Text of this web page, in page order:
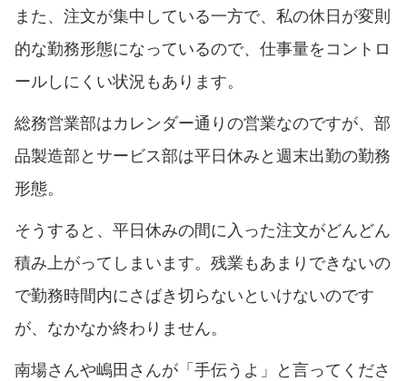
また、注文が集中している一方で、私の休日が変則
的な勤務形態になっているので、仕事量をコントロ
ールしにくい状況もあります。
総務営業部はカレンダー通りの営業なのですが、部
品製造部とサービス部は平日休みと週末出勤の勤務
形態。
そうすると、平日休みの間に入った注文がどんどん
積み上がってしまいます。残業もあまりできないの
で勤務時間内にさばき切らないといけないのです
が、なかなか終わりません。
南場さんや嶋田さんが「手伝うよ」と言ってくださ